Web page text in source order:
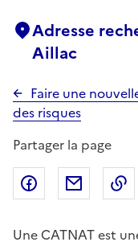
Adresse
Aillac
Faire une
des risques
Partager la page
Partager sur
Une CATNAT est